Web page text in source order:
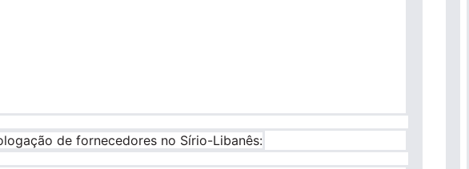
de fornecedores no Sírio-Libanês: